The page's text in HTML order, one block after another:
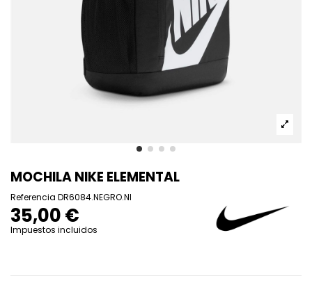
MOCHILA NIKE ELEMENTAL
Referencia DR6084.NEGRO.NI
35,00 €
Impuestos incluidos